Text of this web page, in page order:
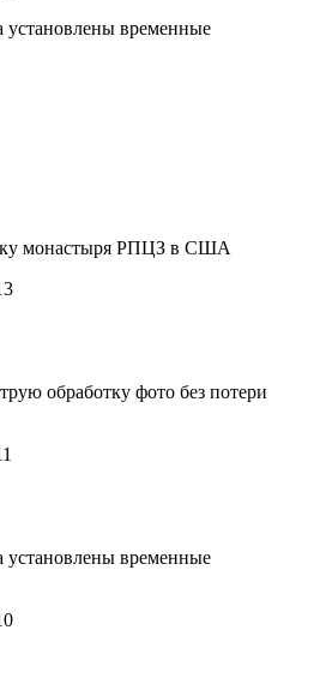
установлены временные
монастыря РПЦЗ в США
обработку фото без потери
установлены временные